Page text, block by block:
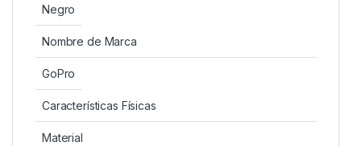
Negro
Nombre de Marca
GoPro
Características Físicas
Material